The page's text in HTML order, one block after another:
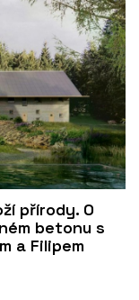
přírody. O
betonu s
a Filipem